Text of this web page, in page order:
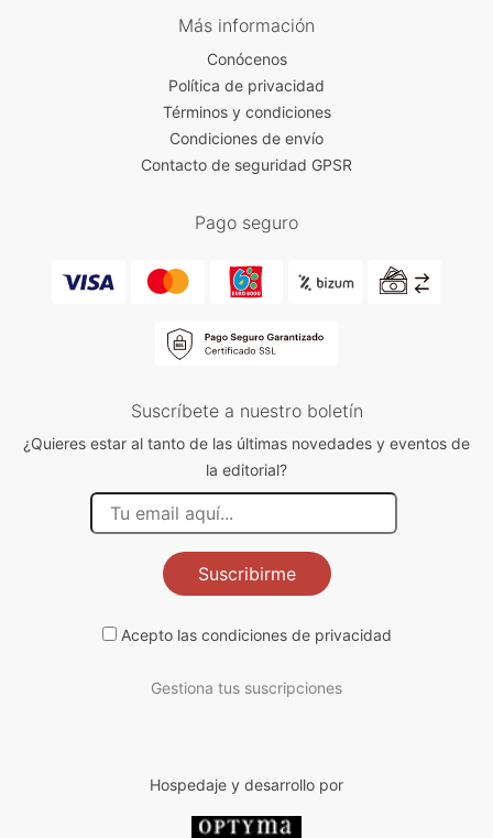
Más información
Conócenos
Política de privacidad
Términos y condiciones
Condiciones de envío
Contacto de seguridad GPSR
Pago seguro
Suscríbete a nuestro boletín
¿Quieres estar al tanto de las últimas novedades y eventos de
la editorial?
Suscribirme
Acepto las condiciones de privacidad
Gestiona tus suscripciones
Hospedaje y desarrollo por